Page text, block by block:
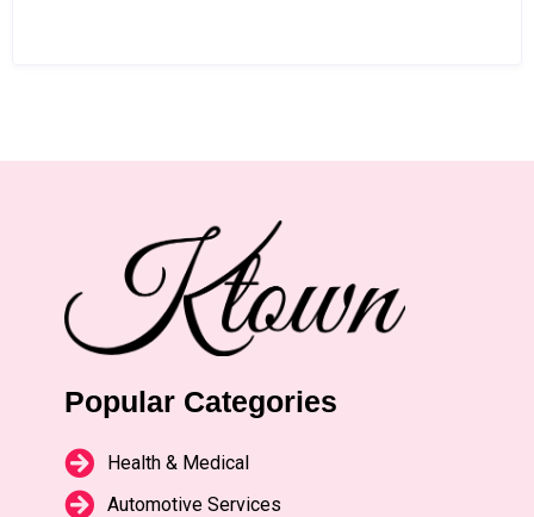
Popular Categories
Health & Medical
Automotive Services